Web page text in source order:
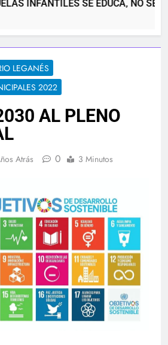
INFANTILES SE EDUCA, NO SE
LEGANÉS
2022
AL PLENO
Atrás 0 3 Minutos